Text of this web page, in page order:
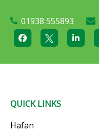
01938 555893
QUICK LINKS
Hafan